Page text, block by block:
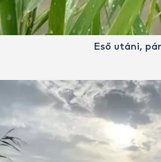
Eső utáni,